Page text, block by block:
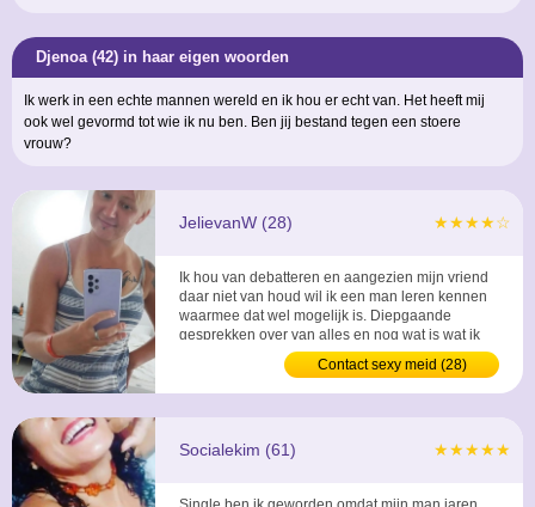
Djenoa (42) in haar eigen woorden
Ik werk in een echte mannen wereld en ik hou er echt van. Het heeft mij
ook wel gevormd tot wie ik nu ben. Ben jij bestand tegen een stoere
vrouw?
★★★★☆
JelievanW (28)
Ik hou van debatteren en aangezien mijn vriend
daar niet van houd wil ik een man leren kennen
waarmee dat wel mogelijk is. Diepgaande
gesprekken over van alles en nog wat is wat ik
Contact sexy meid (28)
★★★★★
Socialekim (61)